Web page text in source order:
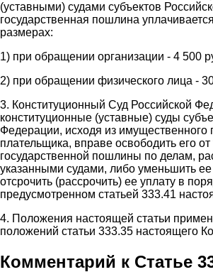
(уставными) судами субъектов
государственная пошлина
размерах:
1) при обращении организации - 4 500
2) при обращении физического лица -
3. Конституционный Суд Российской
конституционные (уставные) суды
Федерации, исходя из имущественного
плательщика, вправе освободить его
государственной пошлины по делам,
указанными судами, либо уменьшить
отсрочить (рассрочить) ее уплату в
предусмотренном статьей 333.41
4. Положения настоящей статьи
положений статьи 333.35 настоящего
Комментарий к Статье